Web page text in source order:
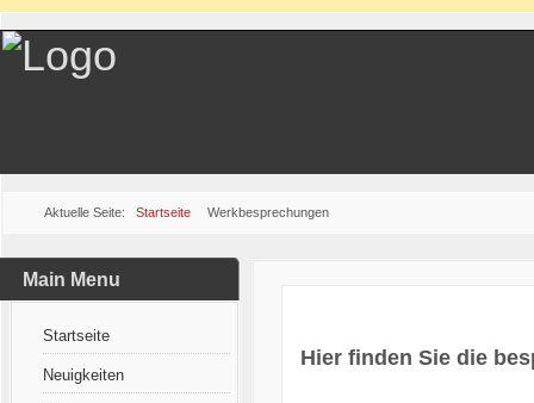
Aktuelle Seite: Startseite Werkbesprechungen
Main Menu
Startseite
Neuigkeiten
Hier finden Sie die